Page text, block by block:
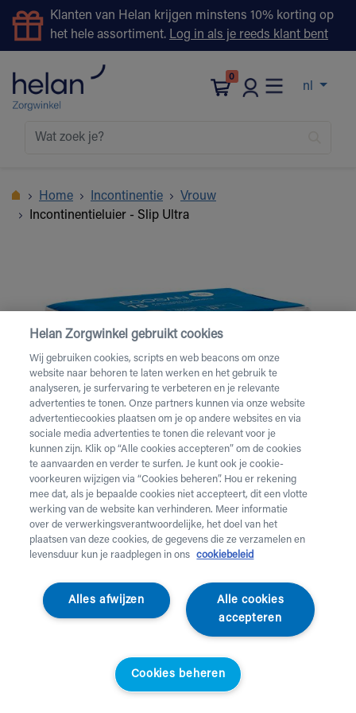
Klanten van Helan krijgen minstens 10% korting op
het hele assortiment. Log in als je reeds klant bent
0
nl
Home Incontinentie
Vrouw
Incontinentieluier - Slip Ultra
Egosan
Incontinentieluier -
Slip Ultra
Helan Zorgwinkel gebruikt cookies
Wij gebruiken cookies, scripts en web beacons om onze
website naar behoren te laten werken en het gebruik te
analyseren, je surfervaring te verbeteren en je relevante
advertenties te tonen. Onze partners kunnen via onze website
advertentiecookies plaatsen om je op andere websites en via
sociale media advertenties te tonen die relevant voor je
kunnen zijn. Klik op “Alle cookies accepteren” om de cookies
te aanvaarden en verder te surfen. Je kunt ook je cookie-
voorkeuren wijzigen via “Cookies beheren”. Hou er rekening
mee dat, als je bepaalde cookies niet accepteert, dit een vlotte
werking van de website kan verhinderen. Meer informatie
over de verwerkingsverantwoordelijke, het doel van het
plaatsen van deze cookies, de gegevens die ze verzamelen en
levensduur kun je raadplegen in ons
cookiebeleid
Alle cookies
accepteren
Alles afwijzen
Cookies beheren